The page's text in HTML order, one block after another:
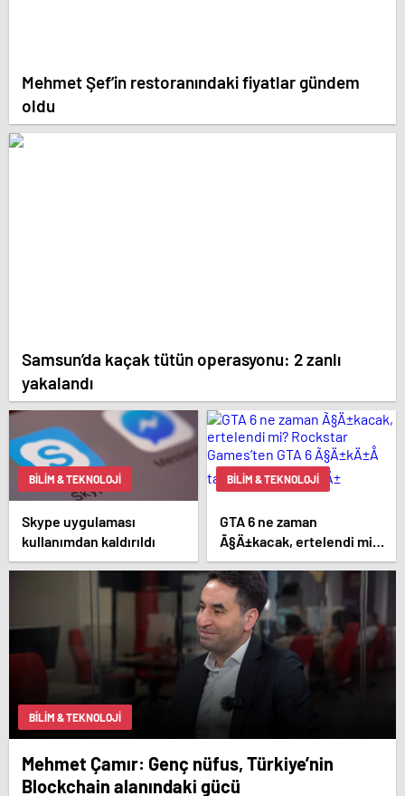
Mehmet Şef’in restoranındaki fiyatlar gündem
oldu
Samsun’da kaçak tütün operasyonu: 2 zanlı
yakalandı
BILIM & TEKNOLOJI
Skype uygulaması
kullanımdan kaldırıldı
BILIM & TEKNOLOJI
GTA 6 ne zaman
Ã§Ä±kacak, ertelendi mi?
Rockstar Games’ten GTA
6 Ã§Ä±kÄ±Å tarihi
aÃ§Ä±klamasÄ±
BILIM & TEKNOLOJI
Mehmet Çamır: Genç nüfus, Türkiye’nin
Blockchain alanındaki gücü